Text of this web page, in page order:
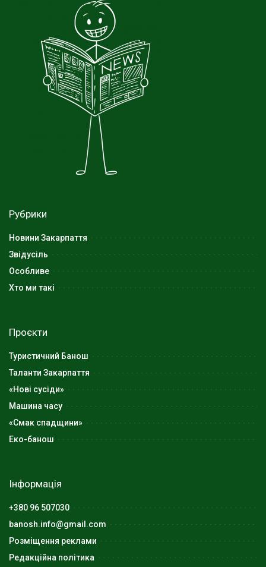
Рубрики
Новини Закарпаття
Звідусіль
Особливе
Хто ми такі
Проєкти
Туристичний Банош
Таланти Закарпаття
«Нові сусіди»
Машина часу
«Смак спадщини»
Еко-банош
Інформація
+380 96 507030
banosh.info@gmail.com
Розміщення реклами
Редакційна політика